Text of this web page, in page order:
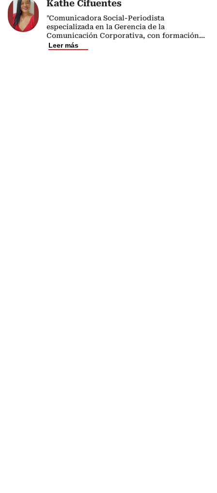
Kathe Cifuentes
"Comunicadora Social-Periodista
especializada en la Gerencia de la
Comunicación Corporativa, con formación...
Leer más